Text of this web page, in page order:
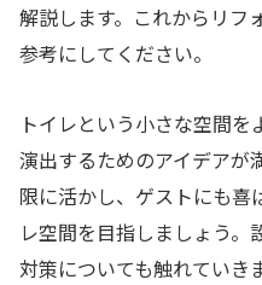
解説します。これからリフ
参考にしてください。
トイレという小さな空間
演出するためのアイデアが
限に活かし、ゲストにも喜
レ空間を目指しましょう
対策についても触れていき